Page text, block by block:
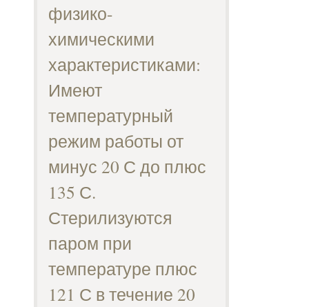
физико-
химическими
характеристиками:
Имеют
температурный
режим работы от
минус 20 С до плюс
135 С.
Стерилизуются
паром при
температуре плюс
121 С в течение 20